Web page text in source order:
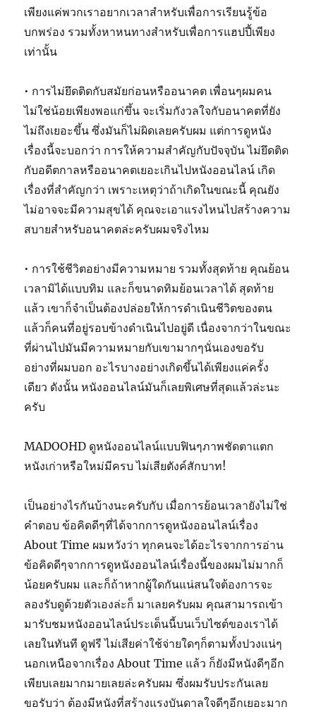
เพียงแค่พวกเราอยากเวลาสำหรับเพื่อการเรียนรู้ข้อ
บกพร่อง รวมทั้งหาหนทางสำหรับเพื่อการแฮปปี้เพียง
เท่านั้น
• การไม่ยึดติดกับสมัยก่อนหรืออนาคต เพื่อนๆผมคน
ไม่ใช่น้อยเพียงพอแก่ขึ้น จะเริ่มกังวลใจกับอนาคตที่ยัง
ไม่ถึงเยอะขึ้น ซึ่งมันก็ไม่ผิดเลยครับผม แต่การดูหนัง
เรื่องนี้จะบอกว่า การให้ความสำคัญกับปัจจุบัน ไม่ยึดติด
กับอดีตกาลหรืออนาคตเยอะเกินไปหนังออนไลน์ เกิด
เรื่องที่สำคัญกว่า เพราะเหตุว่าถ้าเกิดในขณะนี้ คุณยัง
ไม่อาจจะมีความสุขได้ คุณจะเอาแรงไหนไปสร้างความ
สบายสำหรับอนาคตล่ะครับผมจริงไหม
• การใช้ชีวิตอย่างมีความหมาย รวมทั้งสุดท้าย คุณย้อน
เวลามิได้แบบทิม และก็ขนาดทิมย้อนเวลาได้ สุดท้าย
แล้ว เขาก็จำเป็นต้องปล่อยให้การดำเนินชีวิตของตน
แล้วก็คนที่อยู่รอบข้างดำเนินไปอยู่ดี เนื่องจากว่าในขณะ
ที่ผ่านไปมันมีความหมายกับเขามากๆนั่นเองขอรับ
อย่างที่ผมบอก อะไรบางอย่างเกิดขึ้นได้เพียงแค่ครั้ง
เดียว ดังนั้น หนังออนไลน์มันก็เลยพิเศษที่สุดแล้วล่ะนะ
ครับ
MADOOHD ดูหนังออนไลน์แบบฟินๆภาพชัดตาแตก
หนังเก่าหรือใหม่มีครบ ไม่เสียตังค์สักบาท!
เป็นอย่างไรกันบ้างนะครับกับ เมื่อการย้อนเวลายังไม่ใช่
คำตอบ ข้อคิดดีๆที่ได้จากการดูหนังออนไลน์เรื่อง
About Time ผมหวังว่า ทุกคนจะได้อะไรจากการอ่าน
ข้อคิดดีๆจากการดูหนังออนไลน์เรื่องนี้ของผมไม่มากก็
น้อยครับผม และก็ถ้าหากผู้ใดกันแน่สนใจต้องการจะ
ลองรับดูด้วยตัวเองล่ะก็ มาเลยครับผม คุณสามารถเข้า
มารับชมหนังออนไลน์ประเด็นนี้บนเว็บไซต์ของเราได้
เลยในทันที ดูฟรี ไม่เสียค่าใช้จ่ายใดๆก็ตามทั้งปวงแน่ๆ
นอกเหนือจากเรื่อง About Time แล้ว ก็ยังมีหนังดีๆอีก
เพียบเลยมากมายเลยล่ะครับผม ซึ่งผมรับประกันเลย
ขอรับว่า ต้องมีหนังที่สร้างแรงบันดาลใจดีๆอีกเยอะมาก